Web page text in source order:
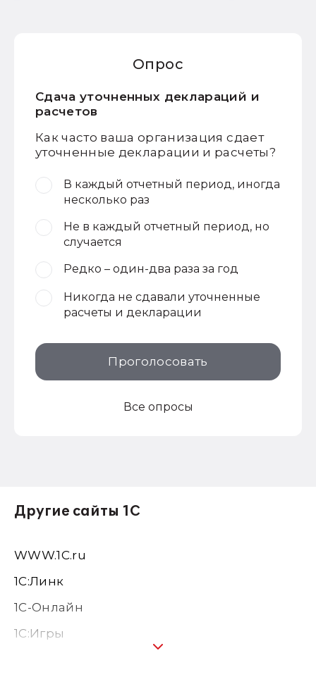
Опрос
Сдача уточненных деклараций и
расчетов
Как часто ваша организация сдает
уточненные декларации и расчеты?
В каждый отчетный период, иногда
несколько раз
Не в каждый отчетный период, но
случается
Редко – один-два раза за год
Никогда не сдавали уточненные
расчеты и декларации
Проголосовать
Все опросы
Другие сайты 1С
WWW.1С.ru
1С:Линк
1С-Онлайн
1C:Игры